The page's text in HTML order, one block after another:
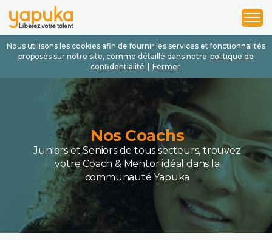
Nous utilisons les cookies afin de fournir les services et fonctionnalités
proposés sur notre site, comme détaillé dans notre politique de
confidentialité
Fermer
1
2
3
Nos Coachs
Juniors et Seniors de tous secteurs, trouvez
votre Coach & Mentor idéal dans la
communauté Yapuka